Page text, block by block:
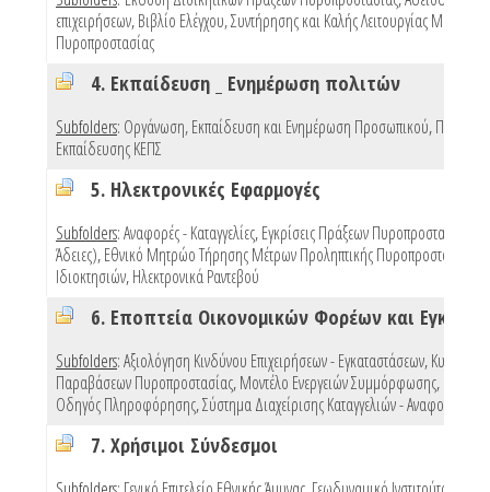
επιχειρήσεων,Βιβλίο Ελέγχου, Συντήρησης και Καλής Λειτουργίας Μέσων
Πυροπροστασίας
4. Εκπαίδευση _ Ενημέρωση πολιτών
Subfolders: Οργάνωση, Εκπαίδευση και Ενημέρωση Προσωπικού,
Εκπαίδευσης ΚΕΠΣ
5. Ηλεκτρονικές Εφαρμογές
Subfolders:Αναφορές - Καταγγελίες,Εγκρίσεις Πράξεων Πυροπροστασίας
Άδειες),Εθνικό Μητρώο Τήρησης Μέτρων Προληπτικής Πυροπροστασίας
Ιδιοκτησιών,Ηλεκτρονικά Ραντεβού
Subfolders:Αξιολόγηση Κινδύνου Επιχειρήσεων - Εγκαταστάσεων,Κυρώσεις
Παραβάσεων Πυροπροστασίας,Μοντέλο Ενεργειών Συμμόρφωσης,
Οδηγός Πληροφόρησης,Σύστημα Διαχείρισης Καταγγελιών - Αναφορών
7. Χρήσιμοι Σύνδεσμοι